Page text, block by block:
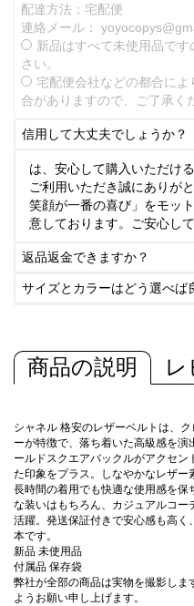
配達方法：宅配便
連絡メール：
新品はすべて未使用品で
さい。
宅配便会社などの都合に
合がありますので、ご了承く
信用して大丈夫でしょうか？
は、安心して購入いただけ
ご利用いただき誠にありが
笑顔が一番の喜び」をモッ
意しております。ご安心し
返品返金できますか？
サイズとカラーはどう選べば
商品の説明 レ
シャネル 格安のレザーベルトは、
ーが特徴で、落ち着いた高級感を
ールドスクエアバックルがアクセ
た印象をプラス。しなやかなレザー
長時間の着用でも快適な使用感を
な装いはもちろん、カジュアルコ
活躍。発送保証付きで安心感も高
本です。
新品 未使用品
付属品 保存袋
弊社が全部の商品は実物を撮影し
ようお願い申し上げます。